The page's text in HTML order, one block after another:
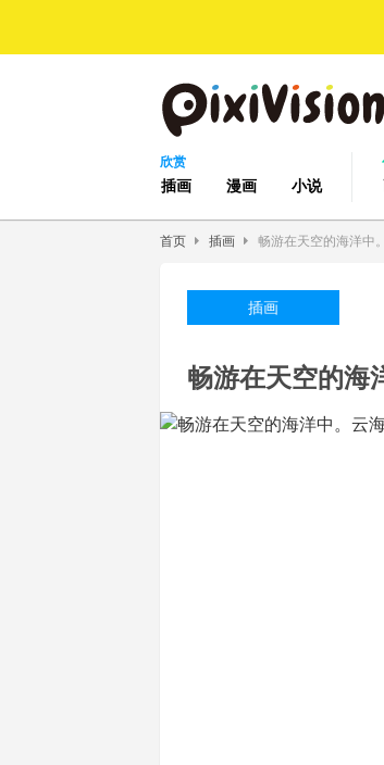
欣赏
插画 漫画 小说
首页 插画 畅游在天空的海洋中
插画
畅游在天空的海